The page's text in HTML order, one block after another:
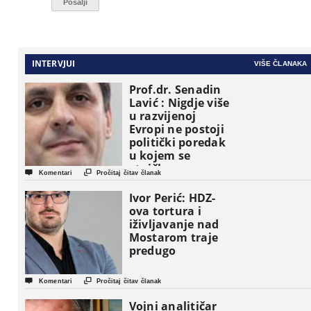
INTERVJUI VIŠE ČLANAKA
Prof.dr. Senadin
Lavić : Nigdje više
u razvijenoj
Evropi ne postoji
politički poredak
u kojem se
etničke grupe
pojavljuju kao
osnovne
političke jedinice
 Komentari  Pročitaj čitav članak
Ivor Perić: HDZ-
ova tortura i
iživljavanje nad
Mostarom traje
predugo
 Komentari  Pročitaj čitav članak
Vojni analitičar